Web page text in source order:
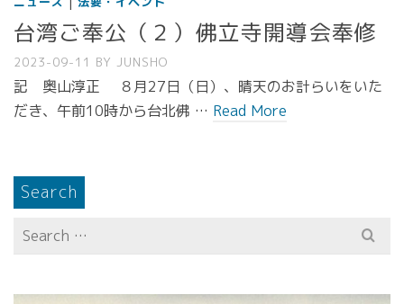
台湾ご奉公（２）佛立寺開導会奉修
2023-09-11 BY JUNSHO
記 奥山淳正 ８月27日（日）、晴天のお計らいをいた
だき、午前10時から台北佛 … Read More
Search
Search
for: